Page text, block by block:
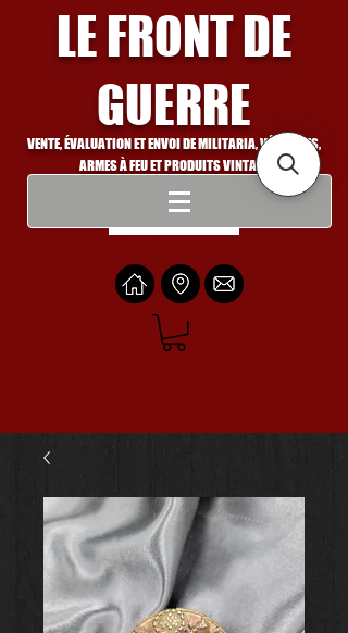
LE FRONT DE
GUERRE
VENTE, ÉVALUATION ET ENVOI DE MILITARIA, VÉHICULES,
ARMES À FEU ET PRODUITS VINTAGE
Se connecter